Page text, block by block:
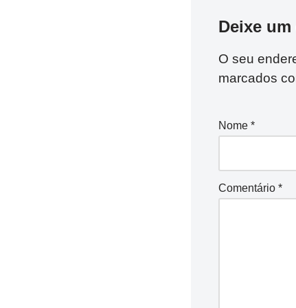
Deixe
O seu
marcados
Nome *
Comentário *